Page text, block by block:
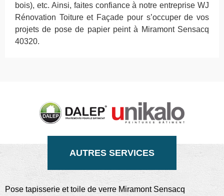
bois), etc. Ainsi, faites confiance à notre entreprise WJ
Rénovation Toiture et Façade pour s’occuper de vos
projets de pose de papier peint à Miramont Sensacq
40320.
AUTRES SERVICES
Pose tapisserie et toile de verre Miramont Sensacq